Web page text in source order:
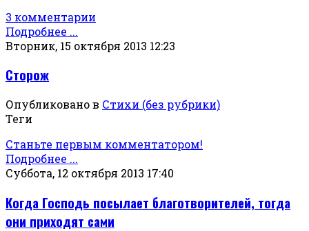
3 комментарии
Подробнее ...
Вторник, 15 октября 2013 12:23
Сторож
Опубликовано в Стихи (без рубрики)
Теги
Станьте первым комментатором!
Подробнее ...
Суббота, 12 октября 2013 17:40
Когда Господь посылает благотворителей, тогда
они приходят сами